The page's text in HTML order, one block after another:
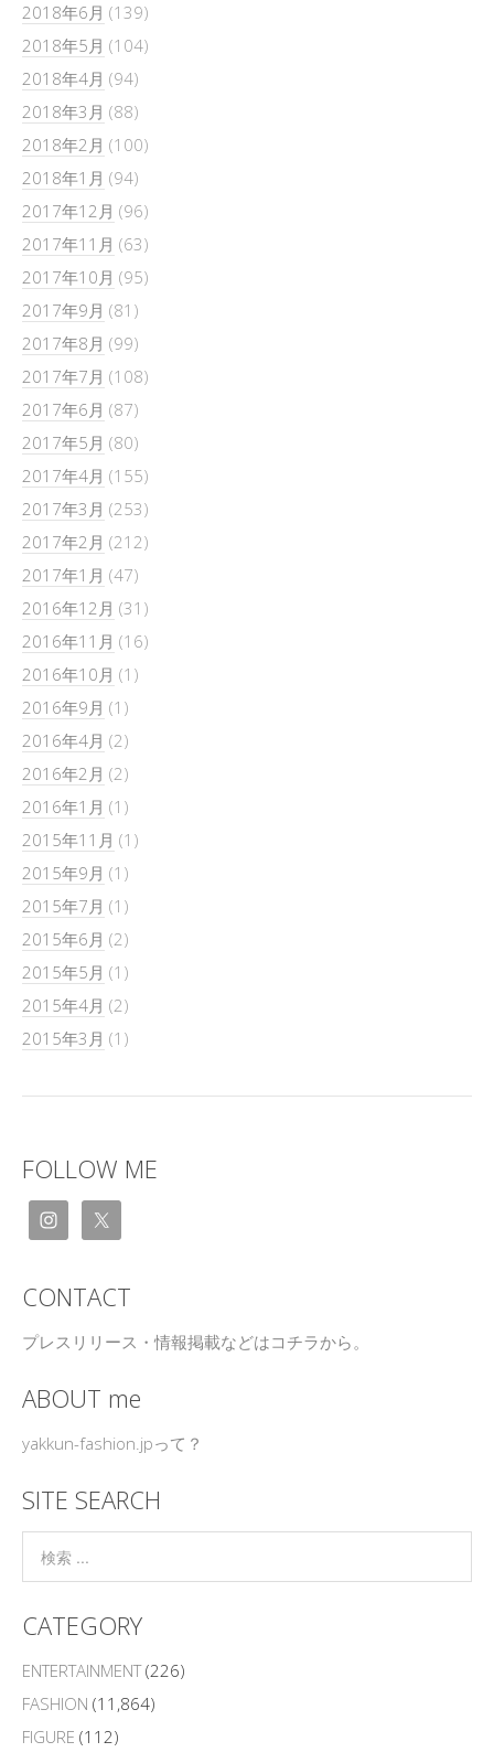
2018年6月 (139)
2018年5月 (104)
2018年4月 (94)
2018年3月 (88)
2018年2月 (100)
2018年1月 (94)
2017年12月 (96)
2017年11月 (63)
2017年10月 (95)
2017年9月 (81)
2017年8月 (99)
2017年7月 (108)
2017年6月 (87)
2017年5月 (80)
2017年4月 (155)
2017年3月 (253)
2017年2月 (212)
2017年1月 (47)
2016年12月 (31)
2016年11月 (16)
2016年10月 (1)
2016年9月 (1)
2016年4月 (2)
2016年2月 (2)
2016年1月 (1)
2015年11月 (1)
2015年9月 (1)
2015年7月 (1)
2015年6月 (2)
2015年5月 (1)
2015年4月 (2)
2015年3月 (1)
FOLLOW ME
CONTACT
プレスリリース・情報掲載などはコチラから。
ABOUT me
yakkun-fashion.jpって？
SITE SEARCH
CATEGORY
ENTERTAINMENT(226)
FASHION (11,864)
FIGURE (112)